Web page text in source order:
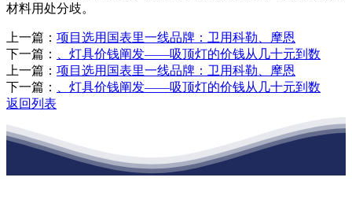
材料用处分歧。
上一篇： 项目选用国表里一线品牌：卫用科勒、摩恩
下一篇：
、灯具价钱阐发——吸顶灯的价钱从几十元到数
上一篇： 项目选用国表里一线品牌：卫用科勒、摩恩
下一篇：
、灯具价钱阐发——吸顶灯的价钱从几十元到数
返回列表